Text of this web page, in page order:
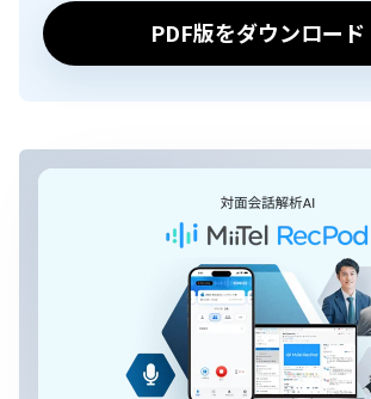
PDF版をダウンロード